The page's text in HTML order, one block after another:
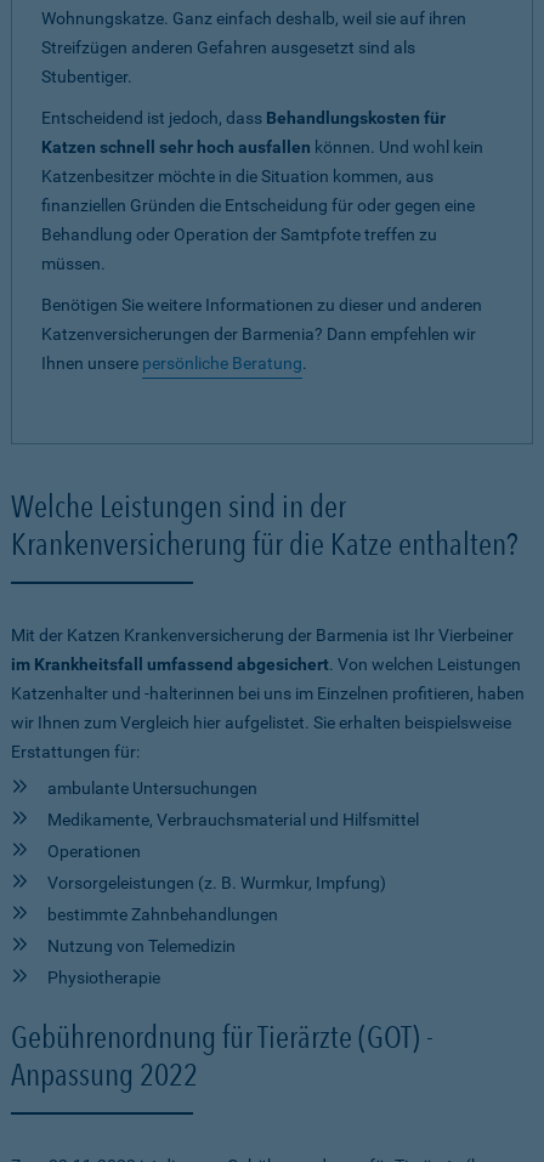
Wohnungskatze. Ganz einfach deshalb, weil sie auf ihren
Streifzügen anderen Gefahren ausgesetzt sind als
Stubentiger.
Entscheidend ist jedoch, dass Behandlungskosten für
Katzen schnell sehr hoch ausfallen können. Und wohl kein
Katzenbesitzer möchte in die Situation kommen, aus
finanziellen Gründen die Entscheidung für oder gegen eine
Behandlung oder Operation der Samtpfote treffen zu
müssen.
Benötigen Sie weitere Informationen zu dieser und anderen
Katzenversicherungen der Barmenia? Dann empfehlen wir
Ihnen unsere persönliche Beratung.
Welche Leistungen sind in der
Krankenversicherung für die Katze enthalten?
Mit der Katzen Krankenversicherung der Barmenia ist Ihr Vierbeiner
im Krankheitsfall umfassend abgesichert. Von welchen Leistungen
Katzenhalter und -halterinnen bei uns im Einzelnen profitieren, haben
wir Ihnen zum Vergleich hier aufgelistet. Sie erhalten beispielsweise
Erstattungen für:
ambulante Untersuchungen
Medikamente, Verbrauchsmaterial und Hilfsmittel
Operationen
Vorsorgeleistungen (z. B. Wurmkur, Impfung)
bestimmte Zahnbehandlungen
Nutzung von Telemedizin
Physiotherapie
Gebührenordnung für Tierärzte (GOT) -
Anpassung 2022